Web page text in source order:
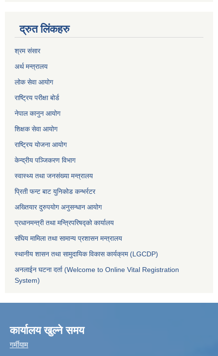
द्रुत लिंकहरु
श्रम संसार
अर्थ मन्त्रालय
लोक सेवा आयोग
राष्ट्रिय परीक्षा बोर्ड
नेपाल कानुन आयोग
शिक्षक सेवा आयोग
राष्ट्रिय योजना आयोग
केन्द्रीय पञ्जिकरण विभाग
स्वास्थ्य तथा जनसंख्या मन्त्रालय
प्रिती फन्ट बाट युनिकोड कन्भर्रटर
अख्तियार दुरुपयोग अनुसन्धान आयोग
प्रधानमन्त्री तथा मन्त्रिपरिषद्को कार्यालय
संघिय मामिला तथा सामान्य प्रशासन मन्त्रालय
स्थानीय शासन तथा सामुदायिक विकास कार्यक्रम (LGCDP)
अनलाईन घटना दर्ता (Welcome to Online Vital Registration
System)
कार्यालय खुल्ने समय
गर्मीयाम